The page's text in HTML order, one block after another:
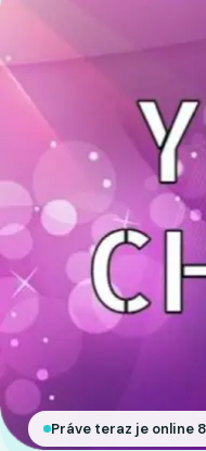
Práve teraz je online